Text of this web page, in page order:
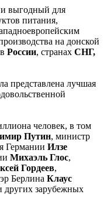
выгодный для
питания,
на донской
России, странах СНГ,
представлена лучшая
человек, в том
Путин, министр
Германии Илзе
Михаэль Глос,
Гордеев,
Берлина Клаус
других зарубежных